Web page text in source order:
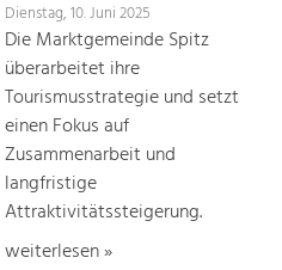
Dienstag, 10. Juni 2025
Die Marktgemeinde Spitz
überarbeitet ihre
Tourismusstrategie und setzt
einen Fokus auf
Zusammenarbeit und
langfristige
Attraktivitätssteigerung.
weiterlesen »